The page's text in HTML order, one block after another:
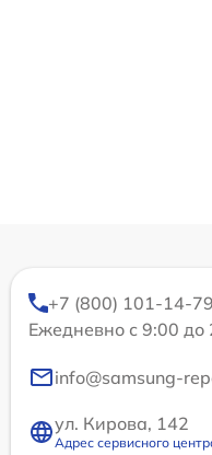
+7 (800) 101-14-79
Ежедневно с 9:00 до
info@samsung-
ул. Кирова, 142
Адрес сервисного